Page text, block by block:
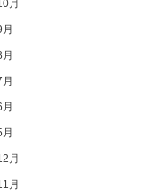
月
月
月